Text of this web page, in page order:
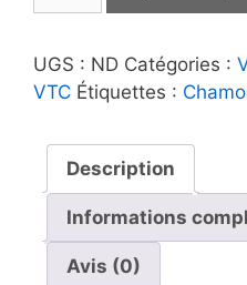
|
Chamonix
UGS : ND Catégories :
VTC Étiquettes :
Description
Informations
Avis (0)